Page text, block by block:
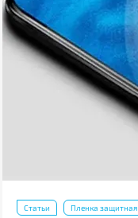
Статьи Пленка защитная